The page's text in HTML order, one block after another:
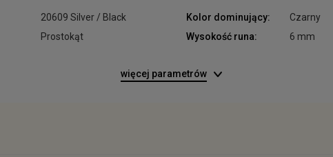
20609 Silver / Black Kolor dominujący:
Czarny
Prostokąt Wysokość runa: 6 mm
więcej parametrów